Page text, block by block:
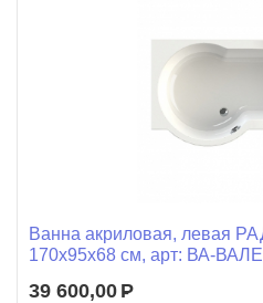
Ванна акриловая, левая
170x95x68 см, арт: ВА-
39 600,00 Р